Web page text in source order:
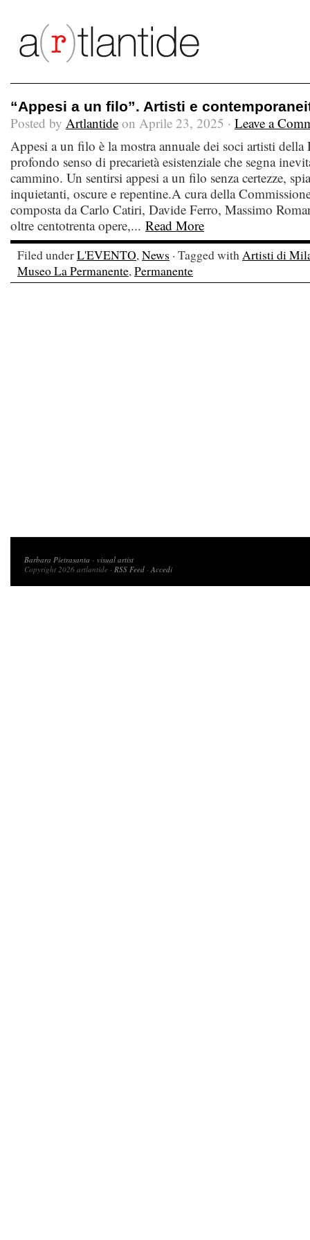
“Appesi a un filo”. Artisti e
Posted by Artlantide on Aprile 23, 2025 · Leave a
Appesi a un filo è la mostra annuale dei soci artisti della
profondo senso di precarietà esistenziale che segna
cammino. Un sentirsi appesi a un filo senza certezze,
inquietanti, oscure e repentine.A cura della
composta da Carlo Catiri, Davide Ferro, Massimo
oltre centotrenta opere,... Read More
Filed underL'EVENTO,News · Tagged withArtisti di
Museo La Permanente,Permanente
Barbara Pietrasanta - visual artist
Copyright 2026 artlantide · RSS Feed ·Accedi